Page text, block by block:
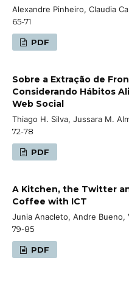
Alexandre Pinheiro, Claudia
65-71
PDF
Sobre a Extração de
Considerando Hábitos
Web Social
Thiago H. Silva, Jussara M.
72-78
PDF
A Kitchen, the Twitter
Coffee with ICT
Junia Anacleto, Andre Bueno,
79-85
PDF